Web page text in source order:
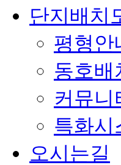
단지배치
평형안
동호배
커뮤니
특화시
오시는길